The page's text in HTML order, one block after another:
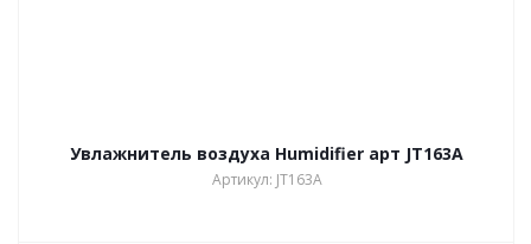
Увлажнитель воздуха Humidifier арт JT163A
Артикул: JT163A